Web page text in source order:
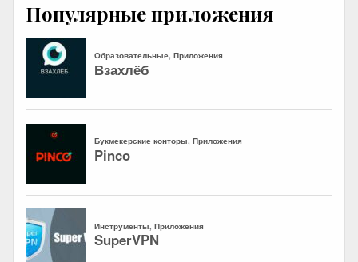
Популярные приложения